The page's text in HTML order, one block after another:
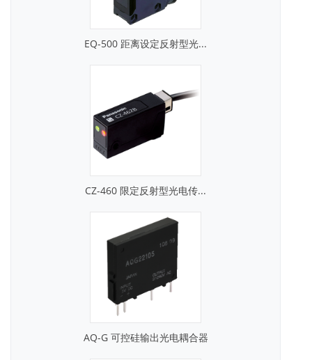
EQ-500 距离设定反射型光...
CZ-460 限定反射型光电传...
AQ-G 可控硅输出光电耦合器